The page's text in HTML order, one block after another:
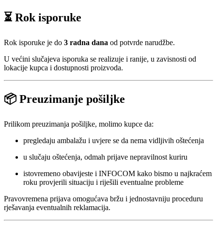
⏳ Rok isporuke
Rok isporuke je do 3 radna dana od potvrde narudžbe.
U većini slučajeva isporuka se realizuje i ranije, u zavisnosti od
lokacije kupca i dostupnosti proizvoda.
📦 Preuzimanje pošiljke
Prilikom preuzimanja pošiljke, molimo kupce da:
pregledaju ambalažu i uvjere se da nema vidljivih oštećenja
u slučaju oštećenja, odmah prijave nepravilnost kuriru
istovremeno obavijeste i INFOCOM kako bismo u najkraćem
roku provjerili situaciju i riješili eventualne probleme
Pravovremena prijava omogućava bržu i jednostavniju proceduru
rješavanja eventualnih reklamacija.